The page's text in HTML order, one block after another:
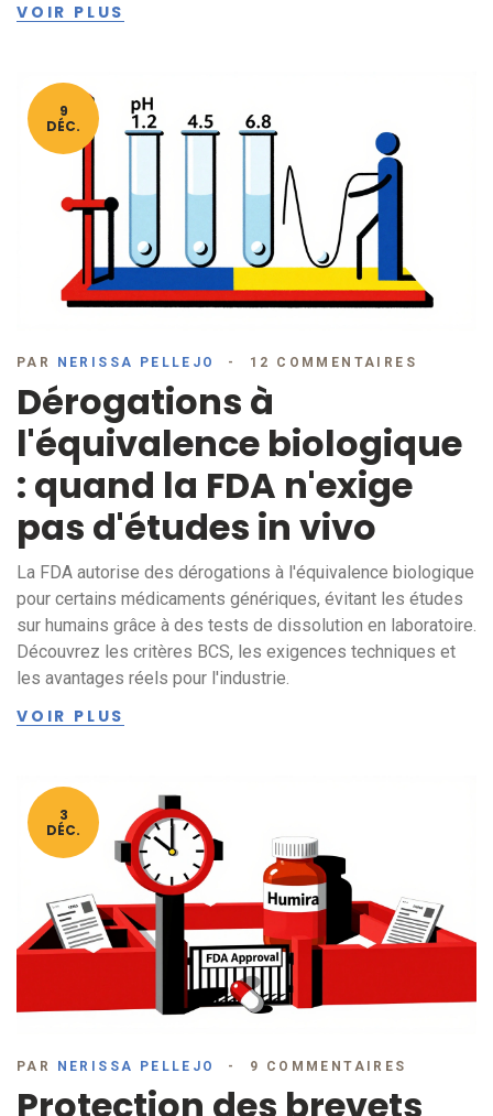
VOIR PLUS
9
DÉC.
PAR NERISSA PELLEJO 12 COMMENTAIRES
Dérogations à
l'équivalence biologique
: quand la FDA n'exige
pas d'études in vivo
La FDA autorise des dérogations à l'équivalence biologique
pour certains médicaments génériques, évitant les études
sur humains grâce à des tests de dissolution en laboratoire.
Découvrez les critères BCS, les exigences techniques et
les avantages réels pour l'industrie.
VOIR PLUS
3
DÉC.
PAR NERISSA PELLEJO 9 COMMENTAIRES
Protection des brevets